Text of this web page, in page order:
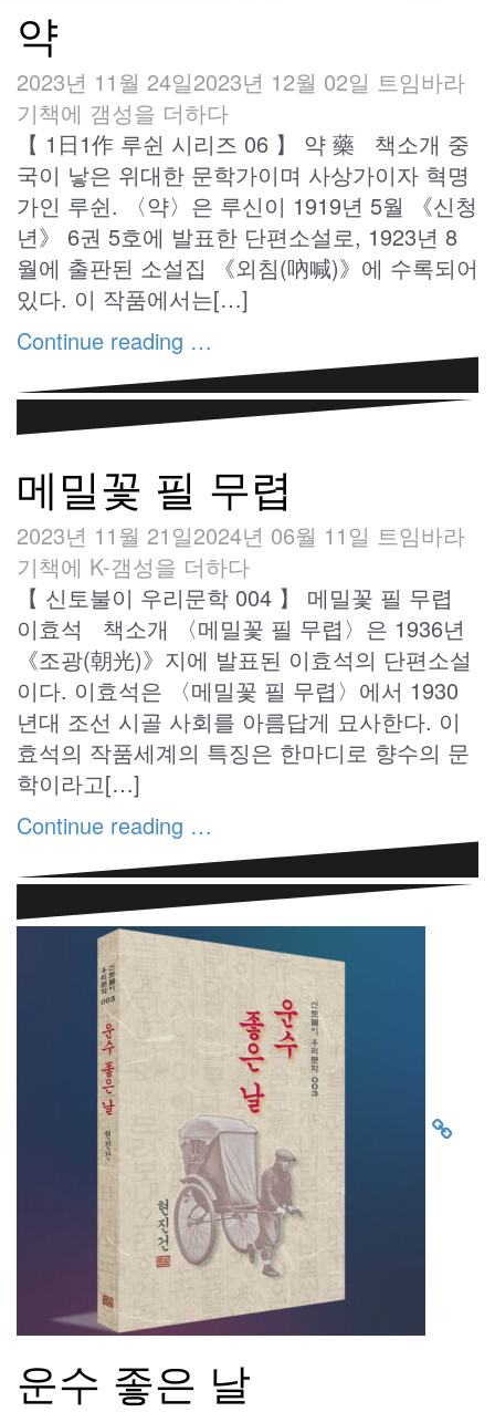
약
2023년 11월 24일2023년 12월 02일 트임바라
기책에 갬성을 더하다
【 1日1作 루쉰 시리즈 06 】 약 藥 책소개 중
국이 낳은 위대한 문학가이며 사상가이자 혁명
가인 루쉰. 〈약〉은 루신이 1919년 5월 《신청
년》 6권 5호에 발표한 단편소설로, 1923년 8
월에 출판된 소설집 《외침(吶喊)》에 수록되어
있다. 이 작품에서는[…]
Continue reading …
메밀꽃 필 무렵
2023년 11월 21일2024년 06월 11일 트임바라
기책에 K-갬성을 더하다
【 신토불이 우리문학 004 】 메밀꽃 필 무렵
이효석 책소개 〈메밀꽃 필 무렵〉은 1936년
《조광(朝光)》지에 발표된 이효석의 단편소설
이다. 이효석은 〈메밀꽃 필 무렵〉에서 1930
년대 조선 시골 사회를 아름답게 묘사한다. 이
효석의 작품세계의 특징은 한마디로 향수의 문
학이라고[…]
Continue reading …
운수 좋은 날